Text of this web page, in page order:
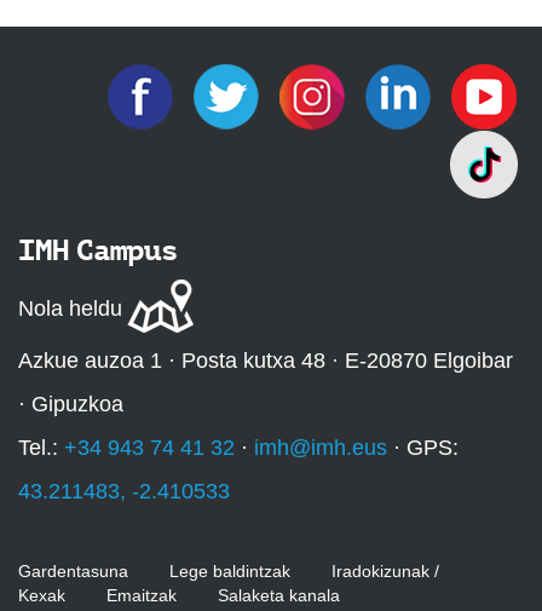
IMH Campus
Nola heldu
Azkue auzoa 1 · Posta kutxa 48 · E-20870 Elgoibar
· Gipuzkoa
Tel.: +34 943 74 41 32 · imh@imh.eus · GPS:
43.211483, -2.410533
Gardentasuna Lege baldintzak
Iradokizunak /
Kexak
Emaitzak Salaketa kanala